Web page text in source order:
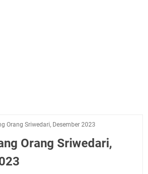
Orang Sriwedari, Desember 2023
Orang Sriwedari,